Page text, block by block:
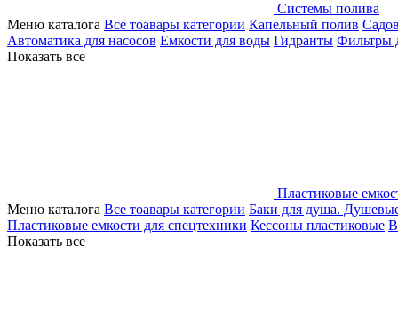
Системы полива
Меню каталога Все тоавары категории Капельный полив
Автоматика для насосов Емкости для воды Гидранты Фильтры
Показать все
Пластиковые
Меню каталога Все тоавары категории Баки для душа.
Пластиковые емкости для спецтехники Кессоны пластиковые
Показать все